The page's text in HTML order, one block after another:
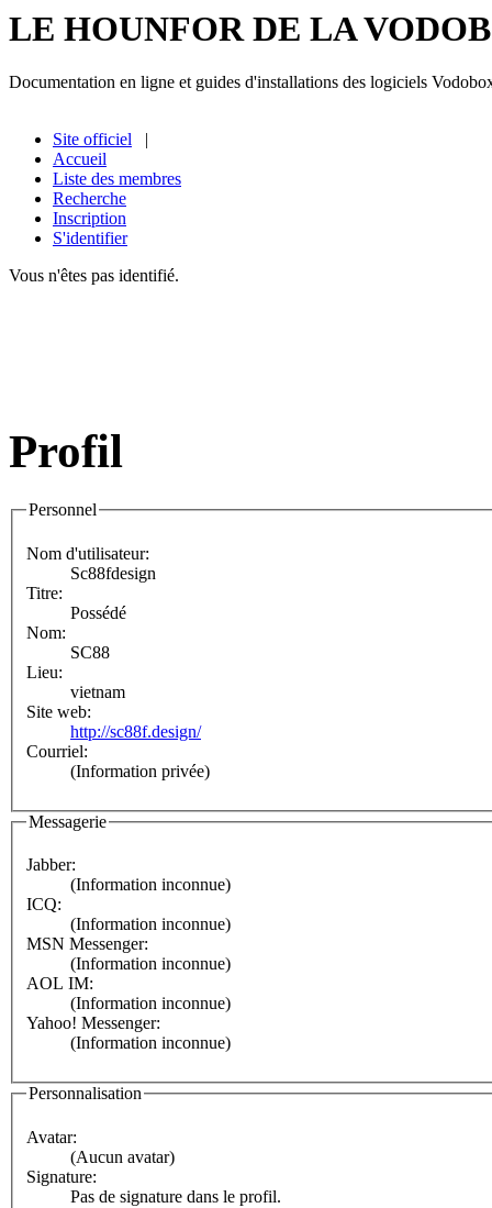
LE HOUNFOR DE LA
Documentation en ligne et guides d'installations des logiciels
Site officiel |
Accueil
Liste des membres
Recherche
Inscription
S'identifier
Vous n'êtes pas identifié.
Profil
Personnel
Nom d'utilisateur:
Sc88fdesign
Titre:
Possédé
Nom:
SC88
Lieu:
vietnam
Site web:
http://sc88f.design/
Courriel:
(Information privée)
Messagerie
Jabber:
(Information inconnue)
ICQ:
(Information inconnue)
MSN Messenger:
(Information inconnue)
AOL IM:
(Information inconnue)
Yahoo! Messenger:
(Information inconnue)
Personnalisation
Avatar:
(Aucun avatar)
Signature:
Pas de signature dans le profil.